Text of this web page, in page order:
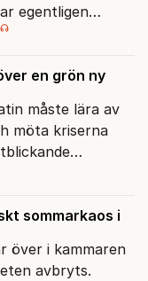
egentligen
en grön ny
måste lära av
möta kriserna
att göra
hållbart,
sommarkaos i
över i kammaren
avbryts.